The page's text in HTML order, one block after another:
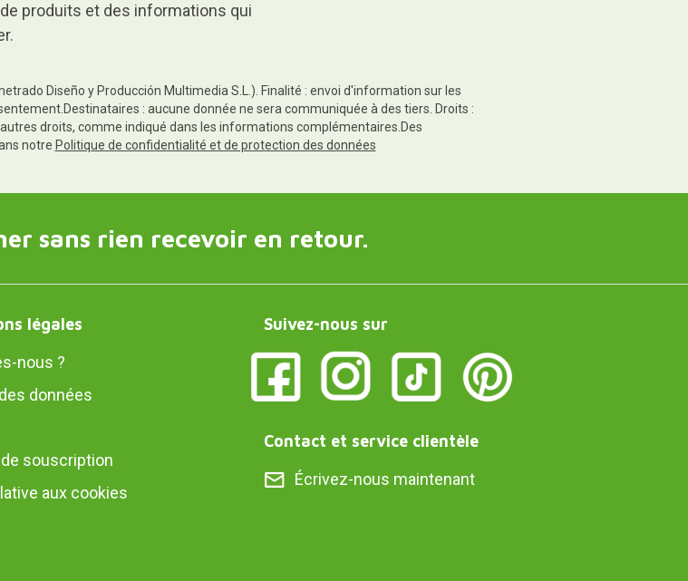
produits et des informations qui
Diseño y Producción Multimedia S.L.). Finalité : envoi d'information sur les
: aucune donnée ne sera communiquée à des tiers. Droits :
droits, comme indiqué dans les informations complémentaires.Des
notre Politique de confidentialité et de protection des données
sans rien recevoir en retour.
légales
nous ?
données
souscription
aux cookies
Suivez-nous sur
Contact et service clientèle
Écrivez-nous maintenant